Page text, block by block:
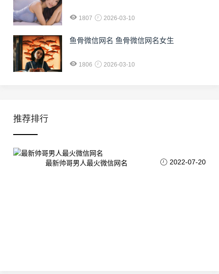
1807 2026-03-10
鱼骨微信网名 鱼骨微信网名女生
1806 2026-03-10
推荐排行
最新帅哥男人最火微信网名 2022-07-20